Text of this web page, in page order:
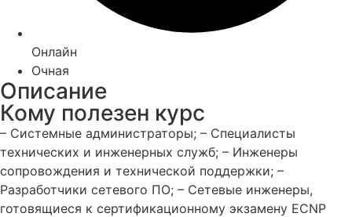
Онлайн
Очная
Описание
Кому полезен курс
– Системные администраторы; – Специалисты
технических и инженерных служб; – Инженеры
сопровождения и технической поддержки; –
Разработчики сетевого ПО; – Сетевые инженеры,
готовящиеся к сертификационному экзамену ECNP